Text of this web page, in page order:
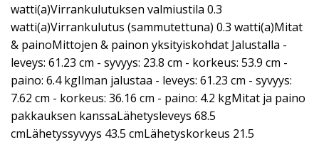
watti(a)Virrankulutuksen valmiustila 0.3
watti(a)Virrankulutus (sammutettuna) 0.3 watti(a)Mitat
& painoMittojen & painon yksityiskohdat Jalustalla -
leveys: 61.23 cm - syvyys: 23.8 cm - korkeus: 53.9 cm -
paino: 6.4 kgIlman jalustaa - leveys: 61.23 cm - syvyys:
7.62 cm - korkeus: 36.16 cm - paino: 4.2 kgMitat ja paino
pakkauksen kanssaLähetysleveys 68.5
cmLähetyssyvyys 43.5 cmLähetyskorkeus 21.5